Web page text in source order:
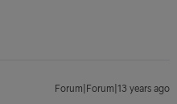
Forum|Forum|13 years ago